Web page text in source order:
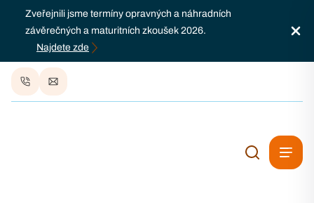
Zveřejnili jsme termíny opravných a náhradních
závěrečných a maturitních zkoušek 2026.
Najdete zde